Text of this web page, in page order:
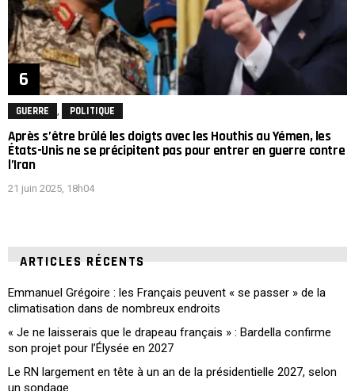
GUERRE POLITIQUE
Après s’être brûlé les doigts avec les Houthis au Yémen, les
États-Unis ne se précipitent pas pour entrer en guerre contre
l’Iran
21 juin 2025, 18h04
ARTICLES RÉCENTS
Emmanuel Grégoire : les Français peuvent « se passer » de la
climatisation dans de nombreux endroits
« Je ne laisserais que le drapeau français » : Bardella confirme
son projet pour l’Élysée en 2027
Le RN largement en tête à un an de la présidentielle 2027, selon
un sondage